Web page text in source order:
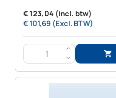
€ 123,04 (incl. btw)
€ 101,69 (Excl. BTW)
>
<
